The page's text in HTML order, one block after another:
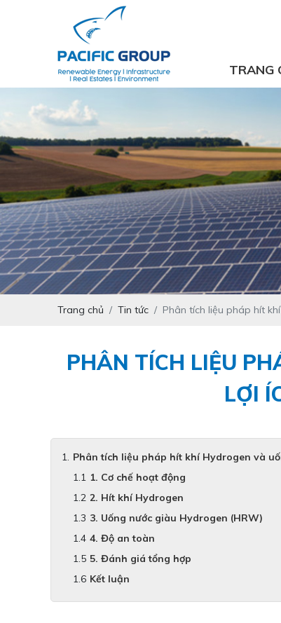
TRANG
Trang chủ Tin tức Phân tích liệu pháp hít
PHÂN TÍCH LIỆU
LỢI
Phân tích liệu pháp hít khí Hydrogen và
1. Cơ chế hoạt động
2. Hít khí Hydrogen
3. Uống nước giàu Hydrogen (HRW)
4. Độ an toàn
5. Đánh giá tổng hợp
Kết luận